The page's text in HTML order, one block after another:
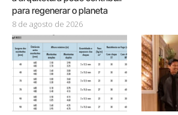
para regenerar o planeta
8 de agosto de 2026